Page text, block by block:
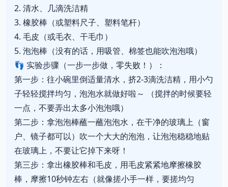
2. 清水、几滴洗洁精
3. 橡胶棒（或塑料尺子、塑料笔杆）
4. 毛皮（或毛衣、干毛巾）
5. 泡泡棒（没有的话，用吸管、棉签也能吹泡泡哦）
👣 实验步骤（一步一步做，零失败！）：
第一步：往小碗里倒适量清水，挤2-3滴洗洁精，用小勺
子轻轻搅拌均匀，泡泡水就做好啦～ （搅拌的时候要轻
一点，不要弄出太多小泡泡哦）
第二步：拿泡泡棒蘸一蘸泡泡水，在干净的玻璃上（窗
户、镜子都可以）吹一个大大的泡泡，让泡泡稳稳地贴
在玻璃上，不要让它掉下来呀！
第三步：拿出橡胶棒和毛皮，用毛皮紧紧地摩擦橡胶
棒，摩擦10秒钟左右（就像搓小手一样，要搓均匀